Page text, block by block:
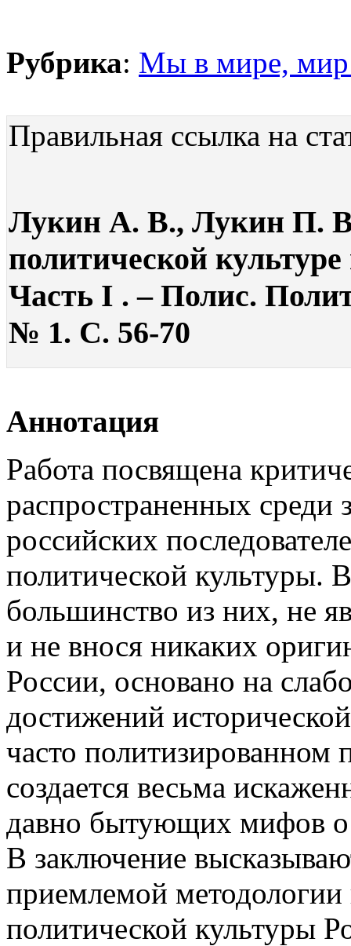
Рубрика: Мы в мире, мир
Правильная ссылка на
Лукин А. В., Лукин П.
политической
Часть I . – Полис.
№ 1. С. 56-70
Аннотация
Работа посвящена
распространенных среди
российских
политической культуры.
большинство из них, не
и не внося никаких
России, основано на
достижений
часто политизированном
создается весьма
давно бытующих мифов о
В заключение
приемлемой
политической культуры